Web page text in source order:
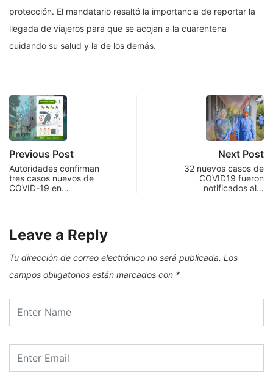
protección. El mandatario resaltó la importancia de reportar la
llegada de viajeros para que se acojan a la cuarentena
cuidando su salud y la de los demás.
Previous Post
Autoridades confirman
tres casos nuevos de
COVID-19 en…
Next Post
32 nuevos casos de
COVID19 fueron
notificados al…
Leave a Reply
Tu dirección de correo electrónico no será publicada. Los
campos obligatorios están marcados con *